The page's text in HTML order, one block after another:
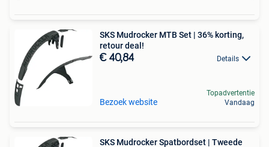
SKS Mudrocker MTB Set | 36% korting,
retour deal!
€ 40,84 Details
Bezoek website
Topadvertentie
Vandaag
SKS Mudrocker Spatbordset | Tweede